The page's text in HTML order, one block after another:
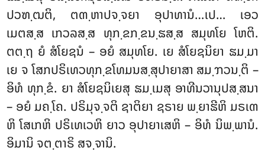
ປວຑ຺ຒຕິ, ຕຓ຺ຫາປຈ຺ຈຍາ ອຸປາທານໍ…ເປ… ເອວ
ເມຕສ຺ສ ເກວລສ຺ສ ທຸກ຺ຂກ຺ຂນ຺ຘສ຺ສ ສມຸທໂຍ ໂຫຕິ.
ຕຕ຺ຖ ຍໍ ສໍໂຍຊນໍ – ອຍໍ ສມຸທໂຍ. ເຍ ສໍໂຍຊນິຍາ ຘມ຺ມາ
ເຍ ຈ ໂສກປຣິເທວທຸກ຺ຂໂທມນສ຺ສຸປາຍາສາ ສມ຺ຠວນ຺ຕິ –
ອິທໍ ທຸກ຺ຂໍ. ຍາ ສໍໂຍຊນິເຍສຸ ຘມ຺ເມສຸ ອາທີນວານຸປສ຺ສນາ
– ອຍໍ ມຄ຺ໂຄ. ປຣິມຸຈ຺ຈຕິ ຊາຕິຍາ ຊຣາຍ ພ຺ຍາຘີຫິ ມຣເຓ
ຫິ ໂສເກຫິ ປຣິເທເວຫິ ຍາວ ອຸປາຍາເສຫິ – ອິທໍ ນິພ຺ພານໍ.
ອິມານິ ຈຕ຺ຕາຣິ ສຈ຺ຈານິ.